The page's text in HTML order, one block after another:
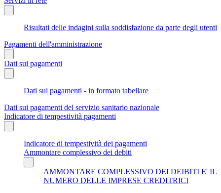
Risultati delle indagini sulla soddisfazione da parte degli utenti
Pagamenti dell'amministrazione
Dati sui pagamenti
Dati sui pagamenti - in formato tabellare
Dati sui pagamenti del servizio sanitario nazionale
Indicatore di tempestività pagamenti
Indicatore di tempestività dei pagamenti
Ammontare complessivo dei debiti
AMMONTARE COMPLESSIVO DEI DEIBITI E' IL
NUMERO DELLE IMPRESE CREDITRICI